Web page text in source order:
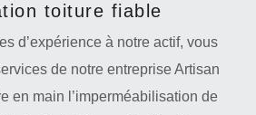
toiture fiable
d’expérience à notre actif, vous
de notre entreprise Artisan
en main l’imperméabilisation de